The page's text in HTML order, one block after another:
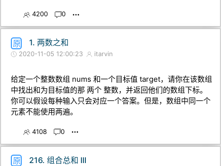
4200 0
原 1. 两数之和
2020-11-05 12:00:23 itarvin
给定一个整数数组 nums 和一个目标值 target，请你在该数组
中找出和为目标值的那 两个 整数，并返回他们的数组下标。
你可以假设每种输入只会对应一个答案。但是，数组中同一个
元素不能使用两遍。
4108 0
原 216. 组合总和 III